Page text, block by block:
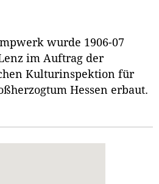
wurde 1906-07
im Auftrag der
Kulturinspektion für
Hessen erbaut.